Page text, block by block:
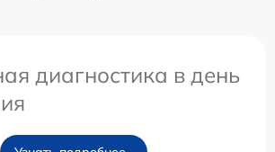
диагностика в день